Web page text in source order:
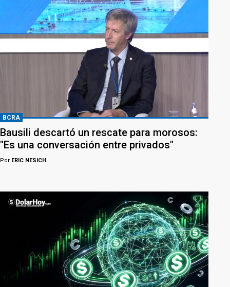
BCRA
Bausili descartó un rescate para morosos:
"Es una conversación entre privados"
Por ERIC NESICH